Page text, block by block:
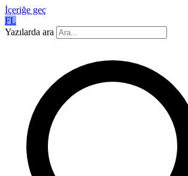
İçeriğe geç
FL
Yazılarda ara